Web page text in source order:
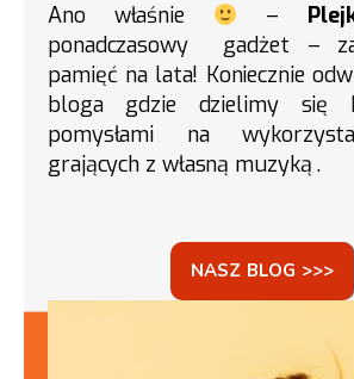
Ano właśnie –
ponadczasowy gadżet –
pamięć na lata! Koniecznie
bloga gdzie dzielimy się
pomysłami na
grających z własną muzyką .
NASZ BLOG >>>